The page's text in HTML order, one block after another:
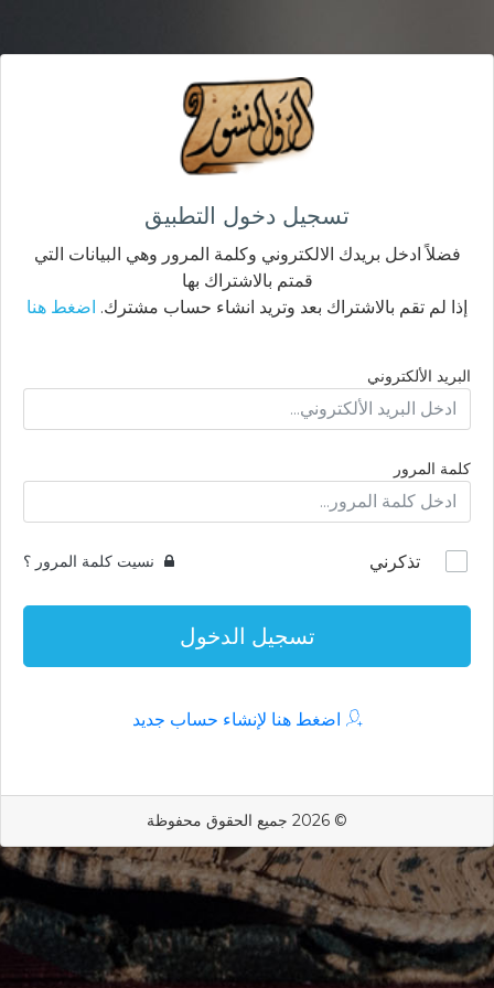
تسجيل دخول التطبيق
فضلاً ادخل بريدك الالكتروني وكلمة المرور وهي البيانات التي
قمتم بالاشتراك بها
إذا لم تقم بالاشتراك بعد وتريد انشاء حساب مشترك. اضغط هنا
البريد الألكتروني
كلمة المرور
تذكرني نسيت كلمة المرور ؟
تسجيل الدخول
اضغط هنا لإنشاء حساب جديد
© 2026 جميع الحقوق محفوظة